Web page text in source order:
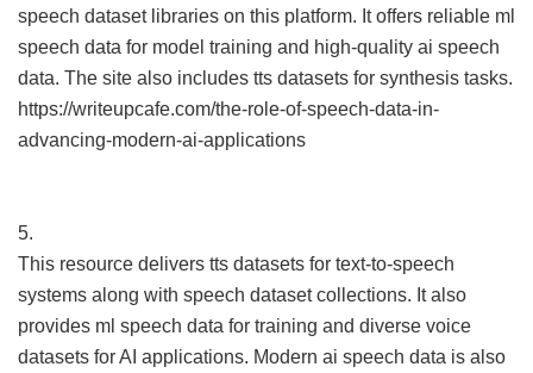
speech dataset libraries on this platform. It offers reliable ml
speech data for model training and high-quality ai speech
data. The site also includes tts datasets for synthesis tasks.
https://writeupcafe.com/the-role-of-speech-data-in-
advancing-modern-ai-applications
5.
This resource delivers tts datasets for text-to-speech
systems along with speech dataset collections. It also
provides ml speech data for training and diverse voice
datasets for AI applications. Modern ai speech data is also